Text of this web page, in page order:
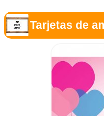
Tarjetas de